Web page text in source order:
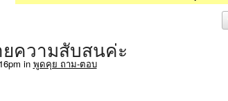
ความสับสนค่ะ
in พูดคุย ถาม-ตอบ